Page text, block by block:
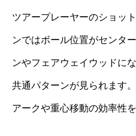
ツアープレーヤーのショッ
ンではボール位置がセンタ
ンやフェアウェイウッドに
共通パターンが見られます
アークや重心移動の効率性